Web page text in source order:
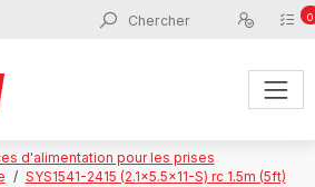
0
d'alimentation pour les prises
SYS1541-2415 (2.1x5.5x11-S) rc 1.5m (5ft)